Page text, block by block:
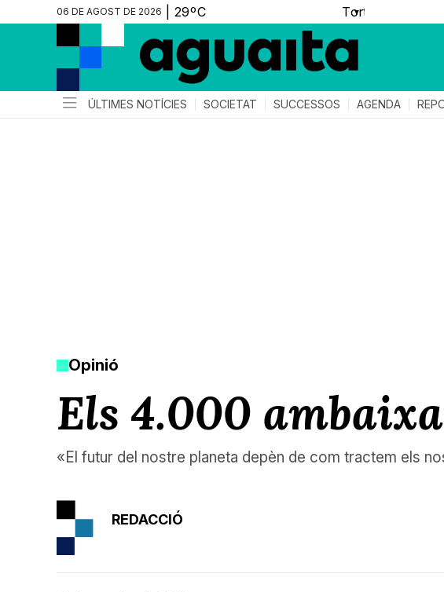
06 DE AGOST DE 2026 ▼
ÚLTIMES NOTÍCIES SOCIETAT SUCCESSOS AGENDA
Opinió
Els 4.000
«El futur del nostre planeta depèn de com tractem els
REDACCIÓ